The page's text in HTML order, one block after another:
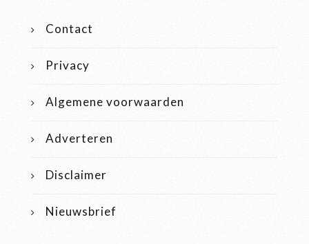
Contact
Privacy
Algemene voorwaarden
Adverteren
Disclaimer
Nieuwsbrief